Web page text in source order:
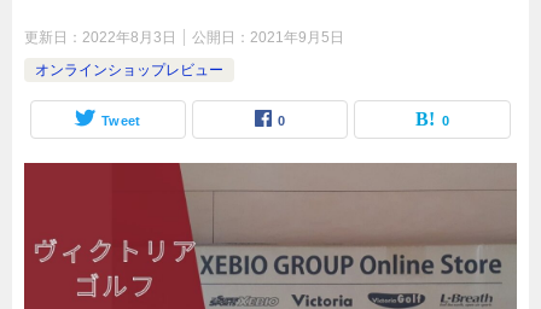
更新日： 2022年8月3日 公開日： 2021年9月5日
オンラインショップレビュー
Tweet 0 0